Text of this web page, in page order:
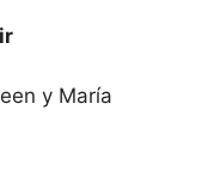
y María